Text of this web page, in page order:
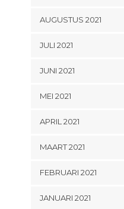
AUGUSTUS 2021
JULI 2021
JUNI 2021
MEI 2021
APRIL 2021
MAART 2021
FEBRUARI 2021
JANUARI 2021